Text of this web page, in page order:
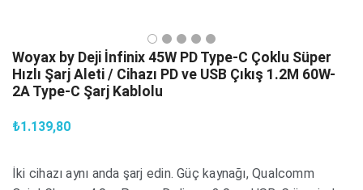
Woyax by Deji İnfinix 45W PD Type-C Çoklu Süper
Hızlı Şarj Aleti / Cihazı PD ve USB Çıkış 1.2M 60W-
2A Type-C Şarj Kablolu
₺1.139,80
İki cihazı aynı anda şarj edin. Güç kaynağı, Qualcomm